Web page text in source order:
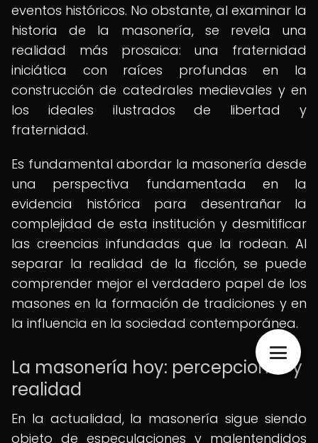
eventos históricos. No obstante, al examinar la
historia de la masonería, se revela una
realidad más prosaica: una fraternidad
iniciática con raíces profundas en la
construcción de catedrales medievales y en
los ideales ilustrados de libertad y
fraternidad.
Es fundamental abordar la masonería desde
una perspectiva fundamentada en la
evidencia histórica para desentrañar la
complejidad de esta institución y desmitificar
las creencias infundadas que la rodean. Al
separar la realidad de la ficción, se puede
comprender mejor el verdadero papel de los
masones en la formación de tradiciones y en
la influencia en la sociedad contemporánea.
La masonería hoy: percepciones y
realidad
En la actualidad, la masonería sigue siendo
objeto de especulaciones y malentendidos